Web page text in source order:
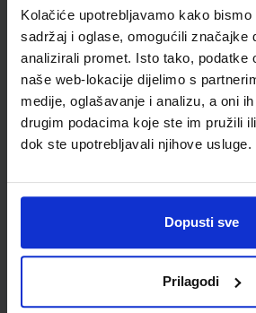
Kolačiće upotrebljavamo kako
sadržaj i oglase, omogućili značajke
analizirali promet. Isto tako, podatke
naše web-lokacije dijelimo s
medije, oglašavanje i analizu, a oni
drugim podacima koje ste im pružili
dok ste upotrebljavali njihove usluge.
Dopusti sve
Prilagodi
ŠIFRA OMOTA: 500744
Udžbenik Omot
LIKOVNA MAPA 3 i 4; likovna mapa s
3. i 4. razred osnovne škole
ŠIFRA OMOTA: